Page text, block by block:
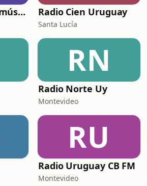
Radio 098 - Más música! Radio Cien Uruguay
Santa Lucía
RN
Radio Norte Uy
Montevideo
RU
Radio Uruguay CB FM
Montevideo